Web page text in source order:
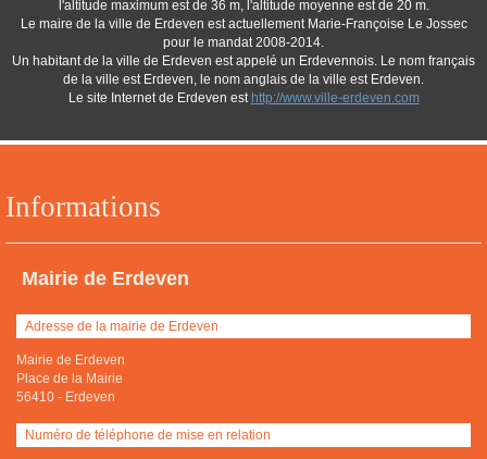
Informations
Mairie de Erdeven
Adresse de la mairie de Erdeven
Mairie de Erdeven
Place de la Mairie
56410 - Erdeven
Numéro de téléphone de mise en relation
l'altitude maximum est de 36 m, l'altitude moyenne est de 20 m.
Le maire de la ville de Erdeven est actuellement Marie-Françoise Le Jossec
pour le mandat 2008-2014.
Un habitant de la ville de Erdeven est appelé un Erdevennois. Le nom français
de la ville est Erdeven, le nom anglais de la ville est Erdeven.
Le site Internet de Erdeven est http://www.ville-erdeven.com